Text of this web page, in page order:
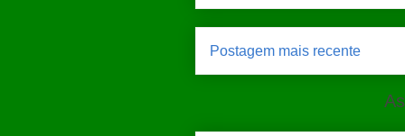
Postagem mais recente